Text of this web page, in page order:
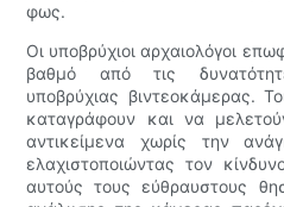
φως.
Οι υποβρύχιοι αρχαιολόγοι
βαθμό από τις
υποβρύχιας βιντεοκάμερας.
καταγράφουν και να
αντικείμενα χωρίς την
ελαχιστοποιώντας τον
αυτούς τους εύθραυστους